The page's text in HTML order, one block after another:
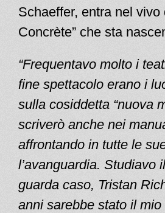
Schaeffer, entra nel
Concrète” che sta
“Frequentavo molto i
fine spettacolo erano i
sulla cosiddetta “nuova
scriverò anche nei
affrontando in tutte le
l’avanguardia. Studiavo
guarda caso, Tristan
anni sarebbe stato il